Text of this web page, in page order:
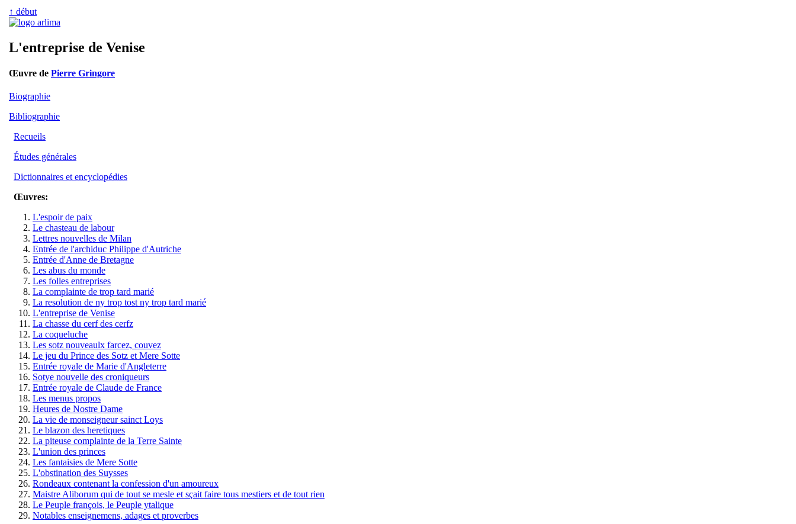
↑ début
L'entreprise de Venise
Œuvre de Pierre Gringore
Biographie
Bibliographie
Recueils
Études générales
Dictionnaires et encyclopédies
Œuvres:
L'espoir de paix
Le chasteau de labour
Lettres nouvelles de Milan
Entrée de l'archiduc Philippe d'Autriche
Entrée d'Anne de Bretagne
Les abus du monde
Les folles entreprises
La complainte de trop tard marié
La resolution de ny trop tost ny trop tard marié
L'entreprise de Venise
La chasse du cerf des cerfz
La coqueluche
Les sotz nouveaulx farcez, couvez
Le jeu du Prince des Sotz et Mere Sotte
Entrée royale de Marie d'Angleterre
Sotye nouvelle des croniqueurs
Entrée royale de Claude de France
Les menus propos
Heures de Nostre Dame
La vie de monseigneur sainct Loys
Le blazon des heretiques
La piteuse complainte de la Terre Sainte
L'union des princes
Les fantaisies de Mere Sotte
L'obstination des Suysses
Rondeaux contenant la confession d'un amoureux
Maistre Aliborum qui de tout se mesle et sçait faire tous mestiers et de tout rien
Le Peuple françois, le Peuple ytalique
Notables enseignemens, adages et proverbes